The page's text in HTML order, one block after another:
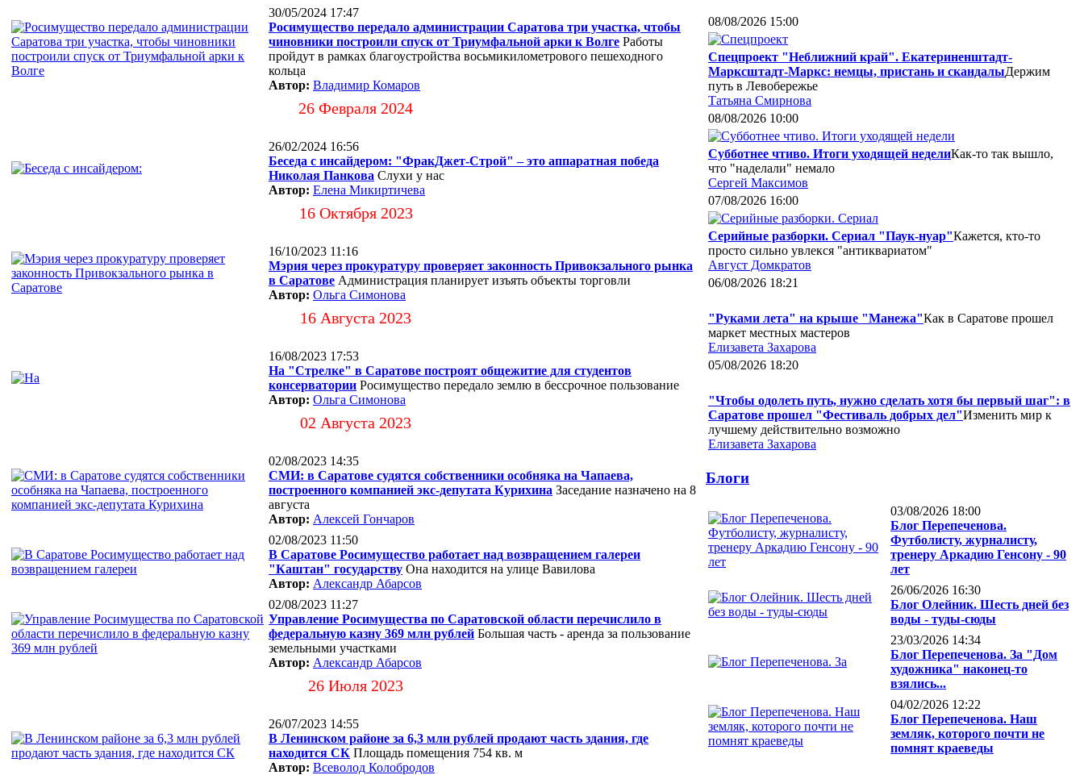
30/05/2024 17:47
Росимущество передало администрации Саратова три участка, чтобы
чиновники построили спуск от Триумфальной арки к Волге Работы
пройдут в рамках благоустройства восьмикилометрового пешеходного
кольца
Автор: Владимир Комаров
26 Февраля 2024
26/02/2024 16:56
Беседа с инсайдером: "ФракДжет-Строй" – это аппаратная победа
Николая Панкова Слухи у нас
Автор: Елена Микиртичева
16 Октября 2023
16/10/2023 11:16
Мэрия через прокуратуру проверяет законность Привокзального рынка
в Саратове Администрация планирует изъять объекты торговли
Автор: Ольга Симонова
16 Августа 2023
16/08/2023 17:53
На "Стрелке" в Саратове построят общежитие для студентов
консерватории Росимущество передало землю в бессрочное пользование
Автор: Ольга Симонова
02 Августа 2023
02/08/2023 14:35
СМИ: в Саратове судятся собственники особняка на Чапаева,
построенного компанией экс-депутата Курихина Заседание назначено на 8
августа
Автор: Алексей Гончаров
02/08/2023 11:50
В Саратове Росимущество работает над возвращением галереи
"Каштан" государству Она находится на улице Вавилова
Автор: Александр Абарсов
02/08/2023 11:27
Управление Росимущества по Саратовской области перечислило в
федеральную казну 369 млн рублей Большая часть - аренда за пользование
земельными участками
Автор: Александр Абарсов
26 Июля 2023
26/07/2023 14:55
В Ленинском районе за 6,3 млн рублей продают часть здания, где
находится СК Площадь помещения 754 кв. м
Автор: Всеволод Колобродов
08/08/2026 15:00
Спецпроект "Неближний край". Екатериненштадт-
Марксштадт-Маркс: немцы, пристань и скандалыДержим
путь в Левобережье
Татьяна Смирнова
08/08/2026 10:00
Субботнее чтиво. Итоги уходящей неделиКак-то так вышло,
что "наделали" немало
Сергей Максимов
07/08/2026 16:00
Серийные разборки. Сериал "Паук-нуар"Кажется, кто-то
просто сильно увлекся "антиквариатом"
Август Домкратов
06/08/2026 18:21
"Руками лета" на крыше "Манежа"Как в Саратове прошел
маркет местных мастеров
Елизавета Захарова
05/08/2026 18:20
"Чтобы одолеть путь, нужно сделать хотя бы первый шаг": в
Саратове прошел "Фестиваль добрых дел"Изменить мир к
лучшему действительно возможно
Елизавета Захарова
Блоги
03/08/2026 18:00
Блог Перепеченова.
Футболисту, журналисту,
тренеру Аркадию Генсону - 90
лет
26/06/2026 16:30
Блог Олейник. Шесть дней без
воды - туды-сюды
23/03/2026 14:34
Блог Перепеченова. За "Дом
художника" наконец-то
взялись...
04/02/2026 12:22
Блог Перепеченова. Наш
земляк, которого почти не
помнят краеведы